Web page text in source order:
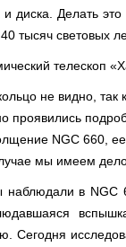
диска. Делать
тысяч световых
телескоп
не видно, так
проявились
NGC 660,
мы имеем
наблюдали в
Сегодня